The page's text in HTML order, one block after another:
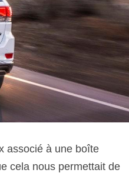
associé à une boîte
cela nous permettait de